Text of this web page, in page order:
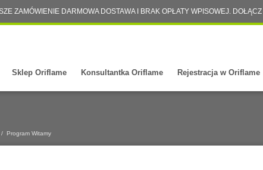
ZAMÓWIENIE DARMOWA DOSTAWA I BRAK OPŁATY WPISOWEJ. DOŁĄCZ
Sklep Oriflame Konsultantka Oriflame Rejestracja w Oriflame
/ Program Witamy